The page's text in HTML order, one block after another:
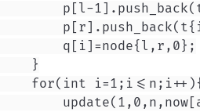
p[l-
        q[i]=node{l,r,0};
    }
    for(int i=1;i<=n;i++){